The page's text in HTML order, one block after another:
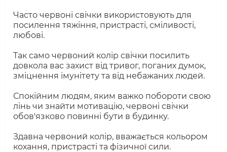
Часто червоні свічки використовують для
посилення тяжіння, пристрасті, сміливості,
любові.
Так само червоний колір свічки посилить
довкола вас захист від тривог, поганих думок,
зміцнення імунітету та від небажаних людей.
Спокійним людям, яким важко побороти свою
лінь чи знайти мотивацію, червоні свічки
обов'язково повинні бути в будинку.
Здавна червоний колір, вважається кольором
кохання, пристрасті та фізичної сили.